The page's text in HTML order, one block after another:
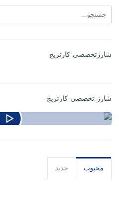
شارژتخصصی کارتریج
شارژ تخصصی کارتریج
محبوب جدید